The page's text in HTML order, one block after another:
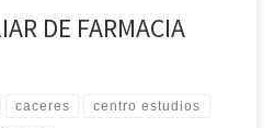
DE FARMACIA
caceres centro estudios